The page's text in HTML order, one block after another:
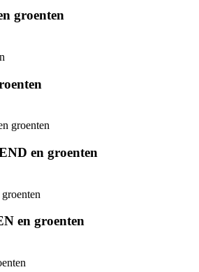
groenten
en groenten
en groenten